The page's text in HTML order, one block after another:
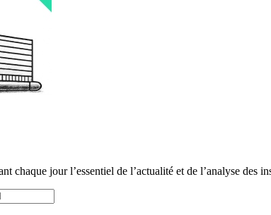
chaque jour l’essentiel de l’actualité et de l’analyse